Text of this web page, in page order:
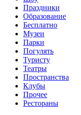
Праздники
Образование
Бесплатно
Музеи
Парки
Погулять
Туристу
Театры
Пространства
Клубы
Прочее
Рестораны